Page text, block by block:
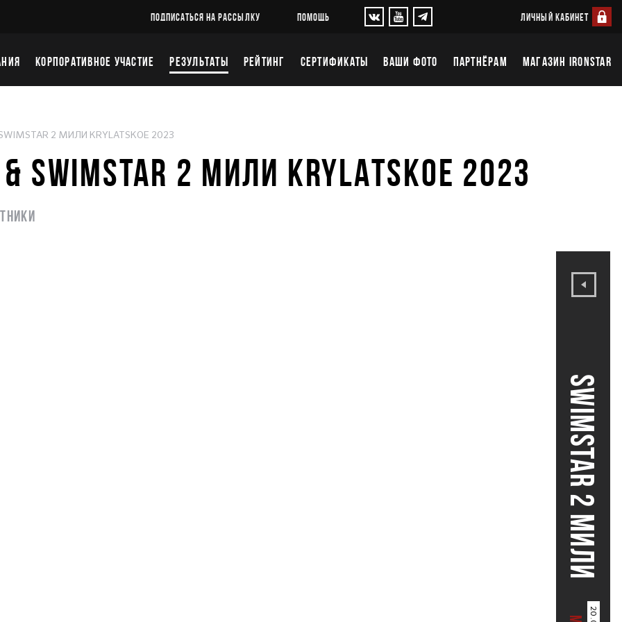
ПОДПИСАТЬСЯ НА РАССЫЛКУ ПОМОЩЬ ЛИЧНЫЙ КАБИНЕТ
КОРПОРАТИВНОЕ УЧАСТИЕ РЕЗУЛЬТАТЫ РЕЙТИНГ СЕРТИФИКАТЫ ВАШИ ФОТО ПАРТНЁРАМ МАГАЗИН IRONSTAR
2 МИЛИ KRYLATSKOE 2023
2 МИЛИ KRYLATSKOE 2023
SWIMSTAR 2 МИЛИ